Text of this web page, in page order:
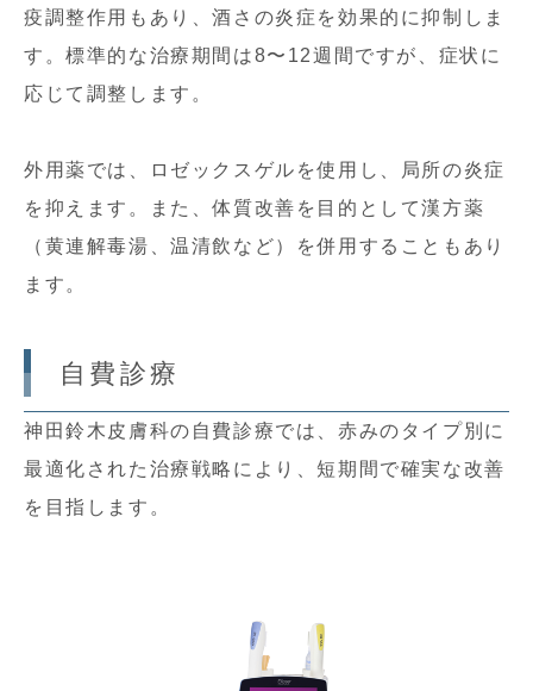
疫調整作用もあり、酒さの炎症を効果的に抑制しま
す。標準的な治療期間は8〜12週間ですが、症状に
応じて調整します。
外用薬では、ロゼックスゲルを使用し、局所の炎症
を抑えます。また、体質改善を目的として漢方薬
（黄連解毒湯、温清飲など）を併用することもあり
ます。
自費診療
神田鈴木皮膚科の自費診療では、赤みのタイプ別に
最適化された治療戦略により、短期間で確実な改善
を目指します。